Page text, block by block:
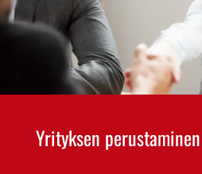
Yrityksen